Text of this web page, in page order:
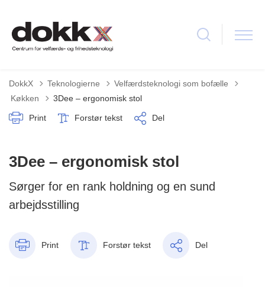
DokkX Teknologierne
Velfærdsteknologi som bofælle
Tilbage til
Køkken 3Dee – ergonomisk stol
Print Forstør tekst Del
3Dee – ergonomisk stol
Sørger for en rank holdning og en sund
arbejdsstilling
Print Forstør tekst Del